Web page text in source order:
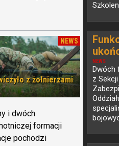
NEWS
z żołnierzami
i dwóch
formacji
pochodzi
NEWS
Dwóch
z